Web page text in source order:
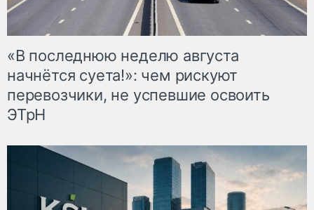
«В последнюю неделю августа
начнётся суета!»: чем рискуют
перевозчики, не успевшие освоить
ЭТрН